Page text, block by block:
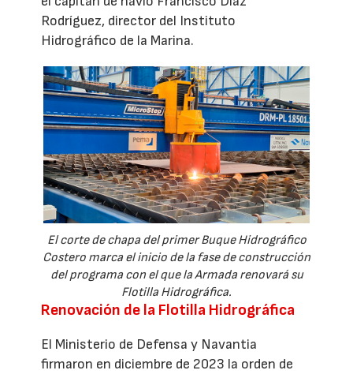
Rodríguez, director del Instituto
Hidrográfico de la Marina.
El corte de chapa del primer Buque Hidrográfico
Costero marca el inicio de la fase de construcción
del programa con el que la Armada renovará su
Flotilla Hidrográfica.
Renovación de la Flotilla Hidrográfica
El Ministerio de Defensa y Navantia
firmaron en diciembre de 2023 la orden de